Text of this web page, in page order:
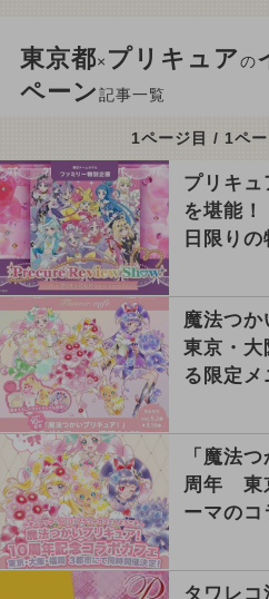
東京都× プリキュアの
ペーン記事一覧
1ページ目 / 1ペ
プリキュ
を堪能
日限り
魔法つ
東京・
る限定
「魔法
周年 東
ーマのコ
タワレ